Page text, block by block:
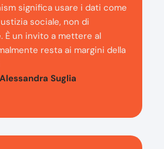
significa usare i dati come
sociale, non di
È un invito a mettere al
resta ai margini della
Suglia